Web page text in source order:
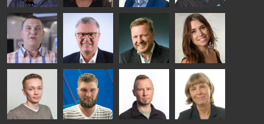
Riku Färm
HEAT
TREATMENT
SOLUTIONS
- GLASTON
Mari
Lehtinen
COMMUNICATIONS
- GLASTON
Miika
Äppelqvist
GLASS USE AND
ARCHITECTURE
- GLASTON
Antti
Aronen
GLASTON
Taneli
Ylinen
HEAT
TREATMENT
SOLUTIONS
- GLASTON
Uwe Risle
INSULATING
GLASS
TECHNOLOGY
- GLASTON
Mauri
Saksala
Mar
Garrido